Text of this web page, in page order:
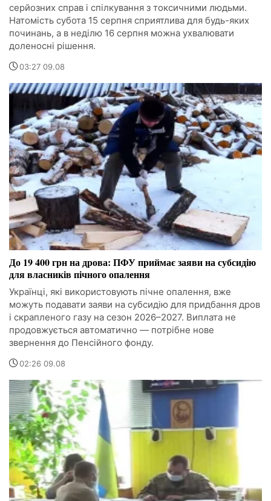
серйозних справ і спілкування з токсичними людьми.
Натомість субота 15 серпня сприятлива для будь-яких
починань, а в неділю 16 серпня можна ухвалювати
доленосні рішення.
03:27 09.08
До 19 400 грн на дрова: ПФУ приймає заяви на субсидію
для власників пічного опалення
Українці, які використовують пічне опалення, вже
можуть подавати заяви на субсидію для придбання дров
і скрапленого газу на сезон 2026–2027. Виплата не
продовжується автоматично — потрібне нове
звернення до Пенсійного фонду.
02:26 09.08